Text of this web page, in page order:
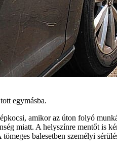
egymásba.
amikor az úton folyó
miatt. A helyszínre mentőt is
balesetben személyi